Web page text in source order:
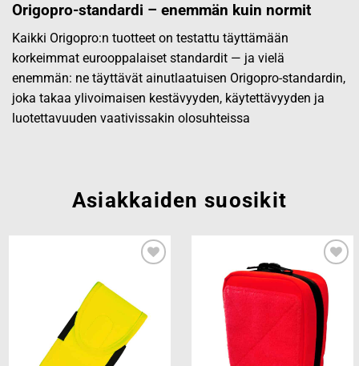
Origopro-standardi – enemmän kuin normit
Kaikki Origopro:n tuotteet on testattu täyttämään
korkeimmat eurooppalaiset standardit — ja vielä
enemmän: ne täyttävät ainutlaatuisen Origopro-standardin,
joka takaa ylivoimaisen kestävyyden, käytettävyyden ja
luotettavuuden vaativissakin olosuhteissa
Asiakkaiden suosikit
Add to
wishlist